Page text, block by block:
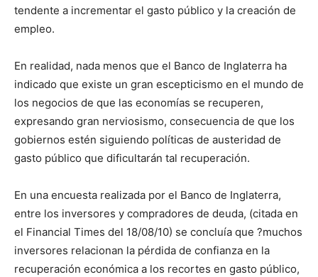
tendente a incrementar el gasto público y la creación de
empleo.
En realidad, nada menos que el Banco de Inglaterra ha
indicado que existe un gran escepticismo en el mundo de
los negocios de que las economías se recuperen,
expresando gran nerviosismo, consecuencia de que los
gobiernos estén siguiendo políticas de austeridad de
gasto público que dificultarán tal recuperación.
En una encuesta realizada por el Banco de Inglaterra,
entre los inversores y compradores de deuda, (citada en
el Financial Times del 18/08/10) se concluía que ?muchos
inversores relacionan la pérdida de confianza en la
recuperación económica a los recortes en gasto público,